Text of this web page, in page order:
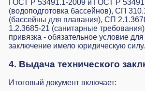
ГОСТ Р 53491.1-2009 и ГОСТ Р
(водоподготовка бассейнов), СП
(бассейны для плавания), СП
1.2.3685-21 (санитарные
привязка - обязательное условие для
заключение имело юридическую силу.
4. Выдача технического
Итоговый документ включает: